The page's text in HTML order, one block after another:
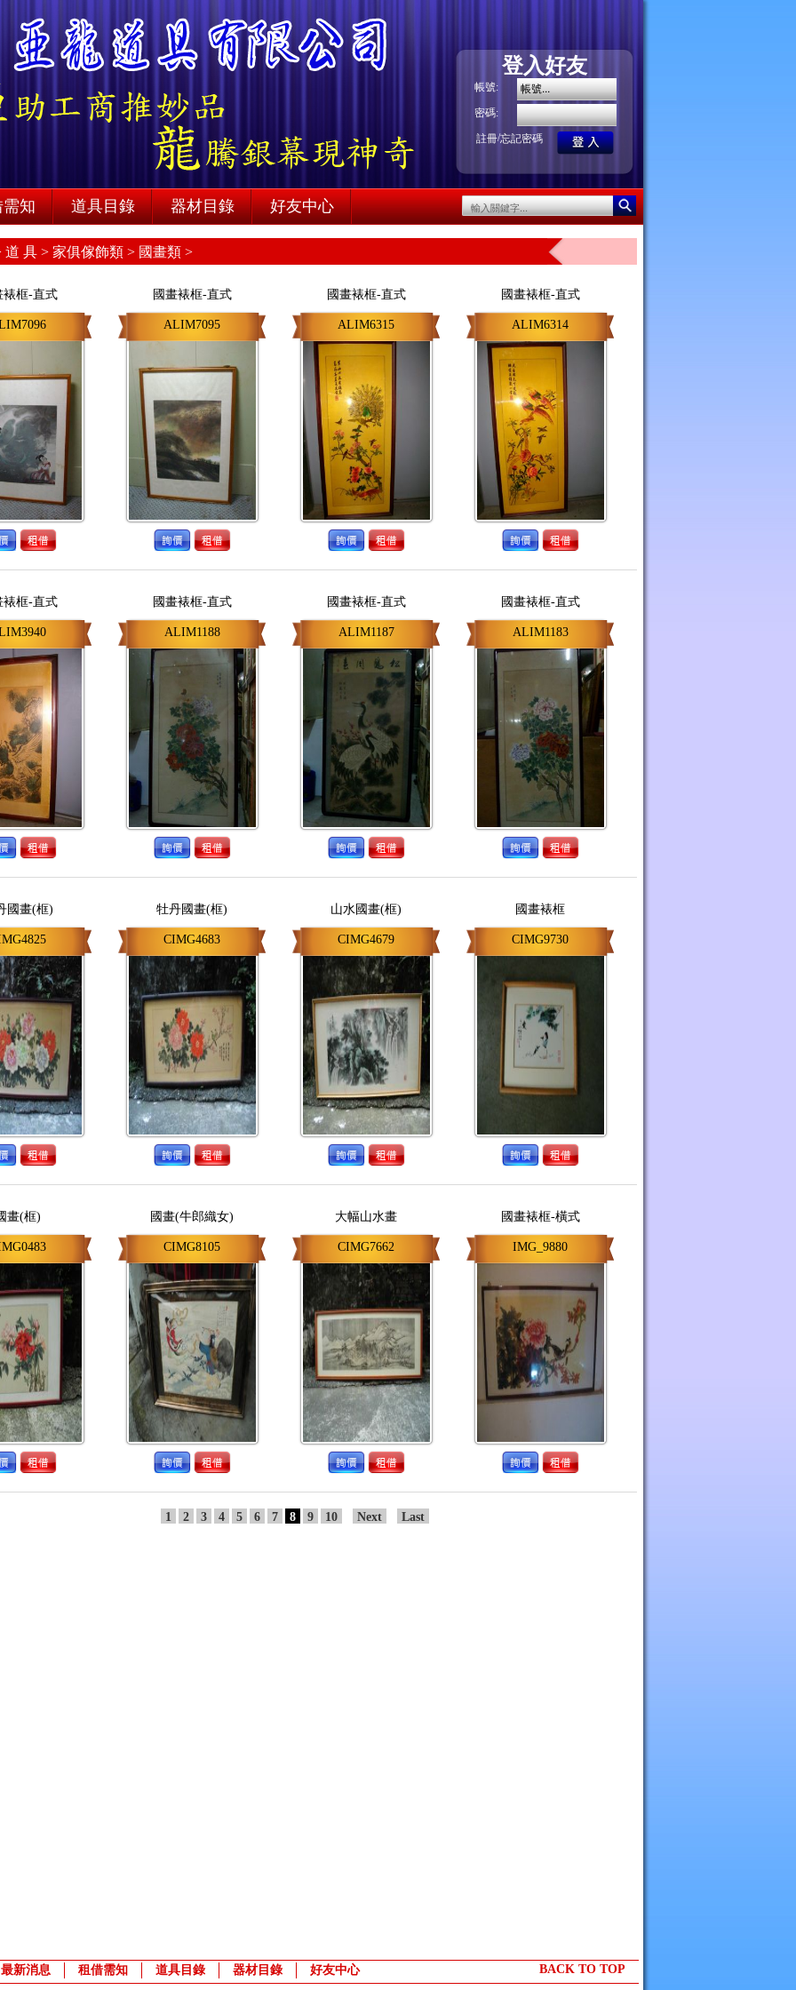
登入好友
帳號:
密碼:
註冊/忘記密碼
需知 道具目錄 器材目錄 好友中心
道 具 > 家俱傢飾類 > 國畫類 >
裱框-直式 國畫裱框-直式
ALIM7095
國畫裱框-直式
ALIM6315
國畫裱框-直式
ALIM6314
裱框-直式 國畫裱框-直式
ALIM1188
國畫裱框-直式
ALIM1187
國畫裱框-直式
ALIM1183
國畫(框) 牡丹國畫(框)
CIMG4683
山水國畫(框)
CIMG4679
國畫裱框
CIMG9730
畫(框) 國畫(牛郎織女)
CIMG8105
大幅山水畫
CIMG7662
國畫裱框-橫式
IMG_9880
1 2 3 4 5 6 7 8 9 10 Next Last
最新消息 租借需知 道具目錄 器材目錄 好友中心 BACK TO TOP